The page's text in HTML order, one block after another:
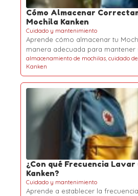
Cómo Almacenar
Mochila Kanken
Cuidado y mantenimiento
Aprende cómo almacenar tu
manera adecuada para
almacenamiento de mochilas, cuidado
Kanken
¿Con qué Frecuencia
Kanken?
Cuidado y mantenimiento
Aprende a establecer la